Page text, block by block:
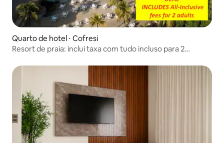
Quarto de hotel ⋅ Cofresi
Resort de praia: inclui taxa com tudo incluso para 2